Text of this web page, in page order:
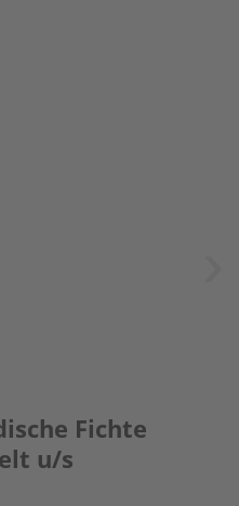
Fichte
u/s